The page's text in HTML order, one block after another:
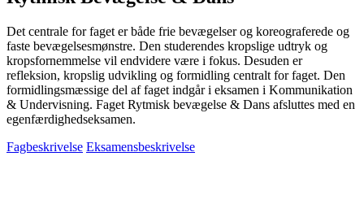
Det centrale for faget er både frie bevægelser og koreograferede og
faste bevægelsesmønstre. Den studerendes kropslige udtryk og
kropsfornemmelse vil endvidere være i fokus. Desuden er
refleksion, kropslig udvikling og formidling centralt for faget. Den
formidlingsmæssige del af faget indgår i eksamen i Kommunikation
& Undervisning. Faget Rytmisk bevægelse & Dans afsluttes med en
egenfærdighedseksamen.
Fagbeskrivelse Eksamensbeskrivelse